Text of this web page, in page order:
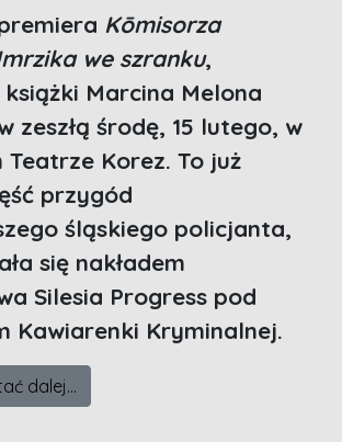
Kōmisorza
we szranku,
Marcina Melona
zeszłą środę, 15 lutego, w
Korez. To już
przygód
śląskiego policjanta,
się nakładem
Silesia Progress pod
Kawiarenki Kryminalnej.
dalej...